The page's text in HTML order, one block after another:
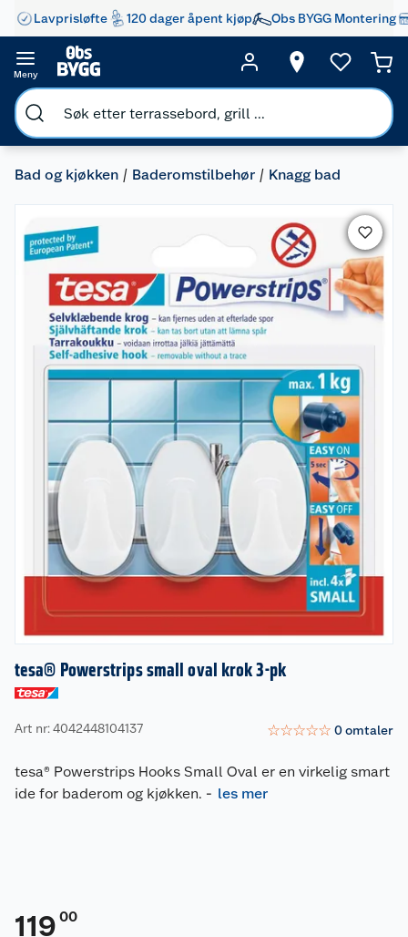
Lavprisløfte 120 dager åpent kjøp Obs BYGG Montering
Meny
Bad og kjøkken Baderomstilbehør Knagg bad
tesa® Powerstrips small oval krok 3-pk
Art nr: 4042448104137 ☆☆☆☆☆ 0omtaler
tesa® Powerstrips Hooks Small Oval er en virkelig smart
ide for baderom og kjøkken. - les mer
119 00